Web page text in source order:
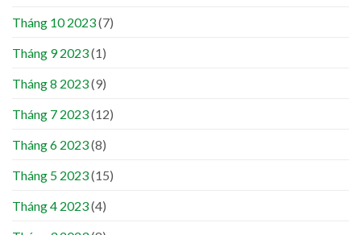
Tháng 10 2023(7)
Tháng 9 2023(1)
Tháng 8 2023(9)
Tháng 7 2023(12)
Tháng 6 2023(8)
Tháng 5 2023(15)
Tháng 4 2023(4)